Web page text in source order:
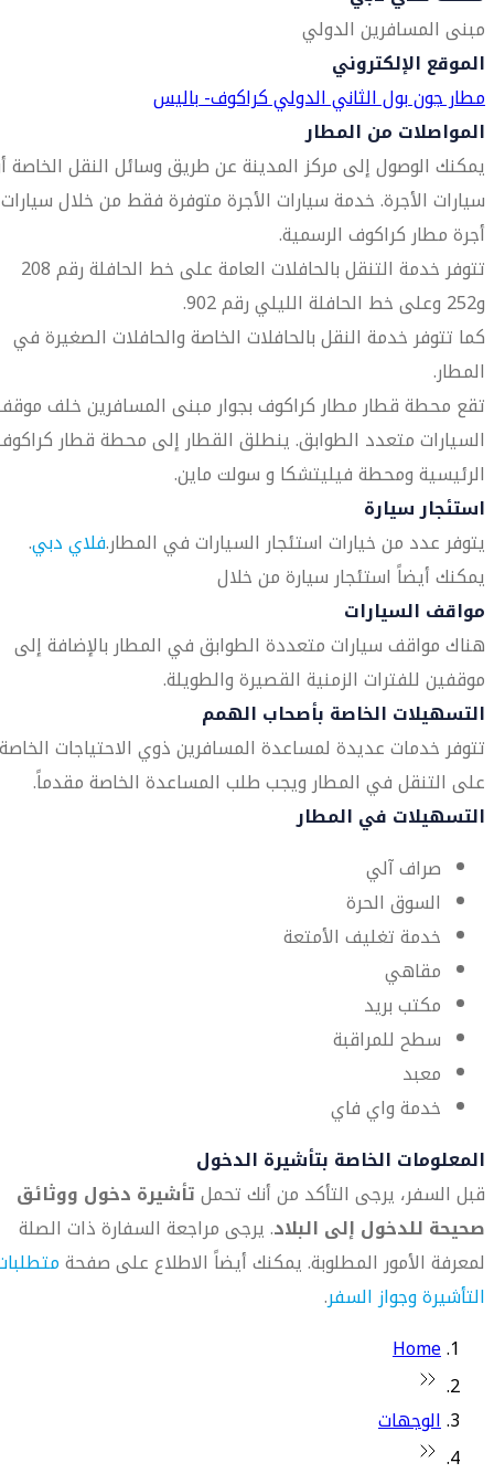
مبنى المسافرين الدولي
الموقع الإلكتروني
مطار جون بول الثاني الدولي كراكوف- باليس
المواصلات من المطار
يمكنك الوصول إلى مركز المدينة عن طريق وسائل النقل الخاصة
سيارات الأجرة. خدمة سيارات الأجرة متوفرة فقط من خلال سيارات
أجرة مطار كراكوف الرسمية.
تتوفر خدمة التنقل بالحافلات العامة على خط الحافلة رقم 208
و252 وعلى خط الحافلة الليلي رقم 902.
كما تتوفر خدمة النقل بالحافلات الخاصة والحافلات الصغيرة في
المطار.
تقع محطة قطار مطار كراكوف بجوار مبنى المسافرين خلف
السيارات متعدد الطوابق. ينطلق القطار إلى محطة قطار
الرئيسية ومحطة فيليتشكا و سولت ماين.
استئجار سيارة
يتوفر عدد من خيارات استئجار السيارات في المطار.
يمكنك أيضاً استئجار سيارة من خلال
فلاي دبي.
مواقف السيارات
هناك مواقف سيارات متعددة الطوابق في المطار بالإضافة إلى
موقفين للفترات الزمنية القصيرة والطويلة.
التسهيلات الخاصة بأصحاب الهمم
تتوفر خدمات عديدة لمساعدة المسافرين ذوي الاحتياجات الخاصة
على التنقل في المطار ويجب طلب المساعدة الخاصة مقدماً.
التسهيلات في المطار
صراف آلي
السوق الحرة
خدمة تغليف الأمتعة
مقاهي
مكتب بريد
سطح للمراقبة
معبد
خدمة واي فاي
المعلومات الخاصة بتأشيرة الدخول
قبل السفر، يرجى التأكد من أنك تحملتأشيرة دخول ووثائق
صحيحة للدخول إلى البلاد. يرجى مراجعة السفارة ذات الصلة
لمعرفة الأمور المطلوبة. يمكنك أيضاً الاطلاع على صفحة
التأشيرة وجواز السفر.
Home
الوجهات